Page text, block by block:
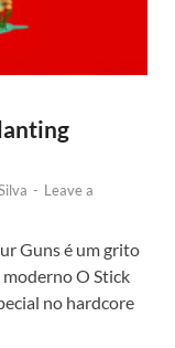
- Leave a
Guns é um grito
O Stick
no hardcore